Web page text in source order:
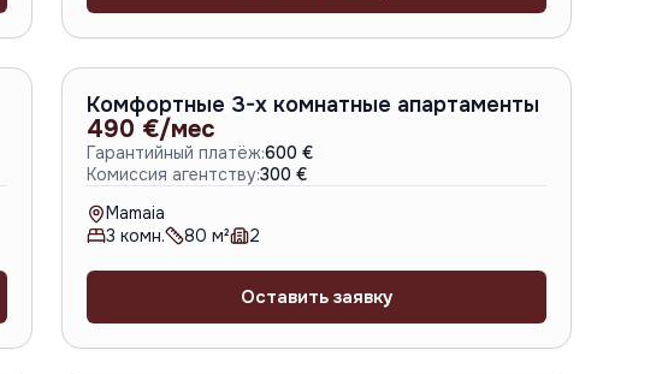
A-6240
Комфортные 3-х комнатные апартаменты
490 €/мес
Гарантийный платёж:600 €
Комиссия агентству:300 €
Mamaia
3 комн. 80 м² 2
Оставить заявку